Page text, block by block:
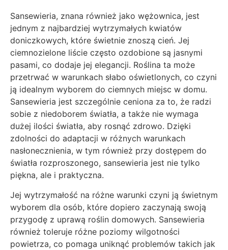
Sansewieria, znana również jako wężownica, jest
jednym z najbardziej wytrzymałych kwiatów
doniczkowych, które świetnie znoszą cień. Jej
ciemnozielone liście często ozdobione są jasnymi
pasami, co dodaje jej elegancji. Roślina ta może
przetrwać w warunkach słabo oświetlonych, co czyni
ją idealnym wyborem do ciemnych miejsc w domu.
Sansewieria jest szczególnie ceniona za to, że radzi
sobie z niedoborem światła, a także nie wymaga
dużej ilości światła, aby rosnąć zdrowo. Dzięki
zdolności do adaptacji w różnych warunkach
nasłonecznienia, w tym również przy dostępem do
światła rozproszonego, sansewieria jest nie tylko
piękna, ale i praktyczna.
Jej wytrzymałość na różne warunki czyni ją świetnym
wyborem dla osób, które dopiero zaczynają swoją
przygodę z uprawą roślin domowych. Sansewieria
również toleruje różne poziomy wilgotności
powietrza, co pomaga uniknąć problemów takich jak